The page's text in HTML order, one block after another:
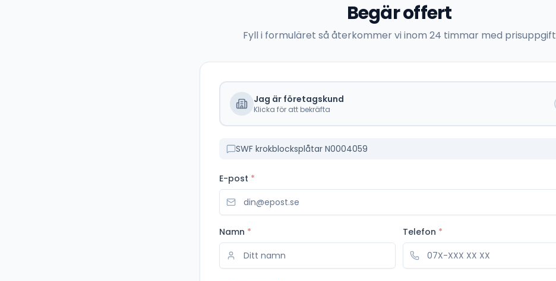
Begär offert
Fyll i formuläret så återkommer vi inom 24 timmar med prisuppgift
Jag är företagskund
Klicka för att bekräfta
SWF krokblocksplåtar N0004059
E-post *
Namn * Telefon *